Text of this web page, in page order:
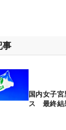
事
国内女子
ス 最終結